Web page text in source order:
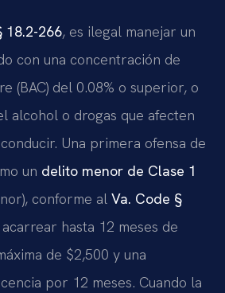
18.2-266, es ilegal manejar un
con una concentración de
(BAC) del 0.08% o superior, o
alcohol o drogas que afecten
Una primera ofensa de
un delito menor de Clase 1
conforme al Va. Code §
hasta 12 meses de
de $2,500 y una
por 12 meses. Cuando la